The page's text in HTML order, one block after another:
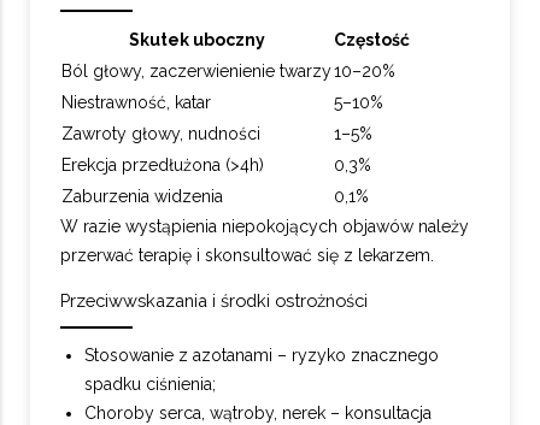
Skutek uboczny
Częstość
Ból głowy, zaczerwienienie twarzy10–20%
Niestrawność, katar
5–10%
Zawroty głowy, nudności
1–5%
Erekcja przedłużona (>4h)
0,3%
Zaburzenia widzenia
0,1%
W razie wystąpienia niepokojących objawów należy
przerwać terapię i skonsultować się z lekarzem.
Przeciwwskazania i środki ostrożności
Stosowanie z azotanami – ryzyko znacznego
spadku ciśnienia;
Choroby serca, wątroby, nerek – konsultacja